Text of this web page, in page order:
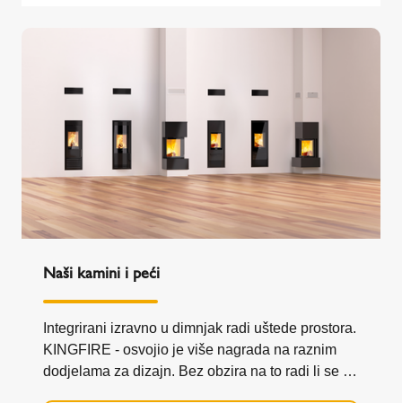
Naši kamini i peći
Integrirani izravno u dimnjak radi uštede prostora.
KINGFIRE - osvojio je više nagrada na raznim
dodjelama za dizajn. Bez obzira na to radi li se o